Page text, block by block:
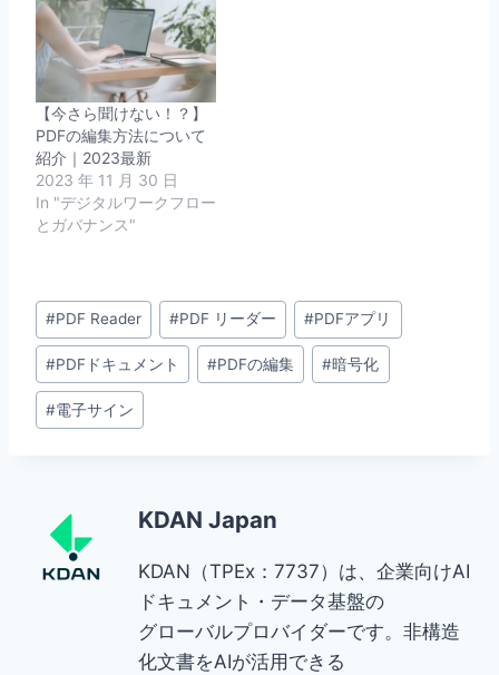
【今さら聞けない！？】
PDFの編集方法について
紹介｜2023最新
2023 年 11 月 30 日
In "デジタルワークフロー
とガバナンス"
Post
Tags:
#PDF Reader #PDF リーダー #PDFアプリ
#PDFドキュメント #PDFの編集 #暗号化
#電子サイン
KDAN Japan
KDAN（TPEx：7737）は、企業向けAI
ドキュメント・データ基盤の
グローバルプロバイダーです。非構造
化文書をAIが活用できる